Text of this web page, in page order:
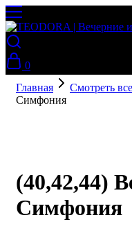
0
Главная
Смотреть все
Симфония
(40,42,44)
Симфония